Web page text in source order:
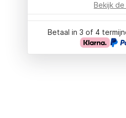
Bekijk
Betaal in 3 of 4